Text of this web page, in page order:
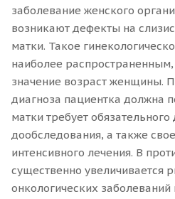
заболевание женского
возникают дефекты на
матки. Такое
наиболее
значение возраст женщины.
диагноза пациентка должна
матки требует
дообследования, а также
интенсивного лечения. В
существенно увеличивается
онкологических